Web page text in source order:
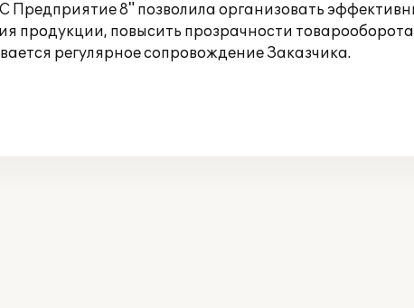
8" позволила организовать
продукции, повысить прозрачности
регулярное сопровождение Заказчика.